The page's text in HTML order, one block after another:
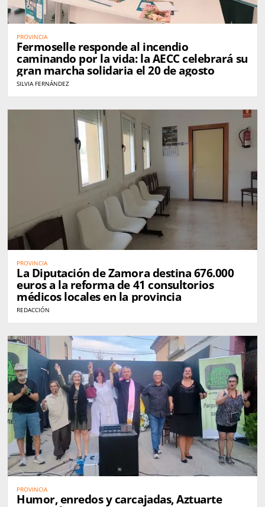
PROVINCIA
Fermoselle responde al incendio
caminando por la vida: la AECC celebrará su
gran marcha solidaria el 20 de agosto
SILVIA FERNÁNDEZ
PROVINCIA
La Diputación de Zamora destina 676.000
euros a la reforma de 41 consultorios
médicos locales en la provincia
REDACCIÓN
PROVINCIA
Humor, enredos y carcajadas, Aztuarte